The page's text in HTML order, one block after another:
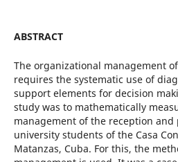
ABSTRACT
The organizational management
requires the systematic use of
support elements for decision
study was to mathematically
management of the reception
university students of the Casa
Matanzas, Cuba. For this, the